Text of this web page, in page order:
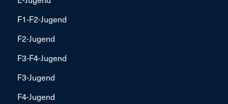
F1-F2-Jugend
F2-Jugend
F3-F4-Jugend
F3-Jugend
F4-Jugend